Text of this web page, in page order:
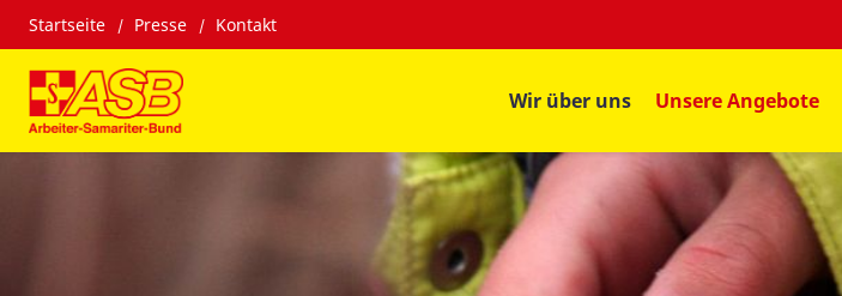
Startseite Presse Kontakt
Wir über uns Unsere Angebote